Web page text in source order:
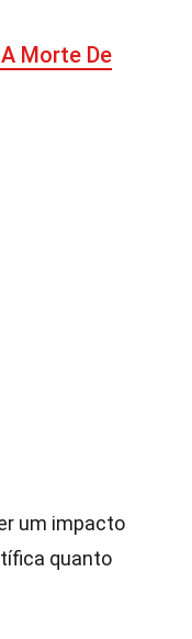
Morte De
um impacto
quanto